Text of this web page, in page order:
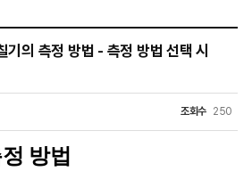
의 측정 방법 - 측정 방법 선택 시
조회수 250
방법